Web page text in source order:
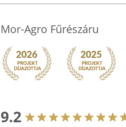
Mor-Agro Fűrészáru
9.2